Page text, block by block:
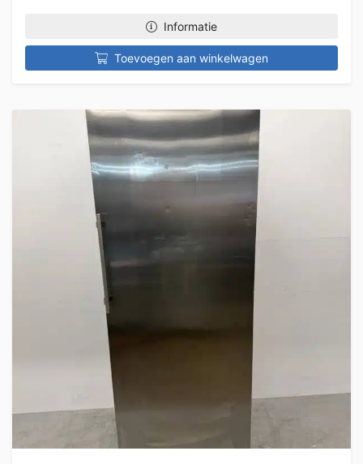
Informatie
Toevoegen aan winkelwagen